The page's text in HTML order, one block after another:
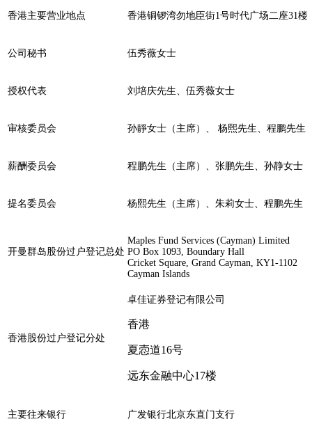
香港主要营业地点 香港铜锣湾勿地臣街1号时代广场二座31楼
公司秘书 伍秀薇女士
授权代表 刘培庆先生、伍秀薇女士
审核委员会 孙靜女士（主席）、 杨熙先生、程鹏先生
薪酬委员会 程鹏先生（主席）、张鹏先生、孙静女士
提名委员会 杨熙先生 （主席） 、朱莉女士、程鹏先生
开曼群岛股份过户登记总处
Maples Fund Services (Cayman) Limited
PO Box 1093, Boundary Hall
Cricket Square, Grand Cayman, KY1-1102
Cayman Islands
香港股份过户登记分处
卓佳证券登记有限公司
香港
夏悫道16号
远东金融中心17楼
主要往来银行 广发银行北京东直门支行